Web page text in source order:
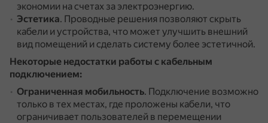
экономии на счетах за электроэнергию.
Эстетика. Проводные решения позволяют скрыть
кабели и устройства, что может улучшить внешний
вид помещений и сделать систему более эстетичной.
Некоторые недостатки работы с кабельным
подключением:
Ограниченная мобильность. Подключение возможно
только в тех местах, где проложены кабели, что
ограничивает пользователей в перемещении